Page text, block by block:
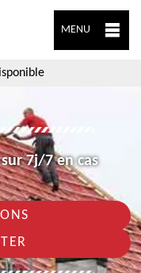
MENU
7j/7 en cas